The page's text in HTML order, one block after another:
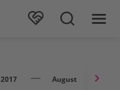
2017 August